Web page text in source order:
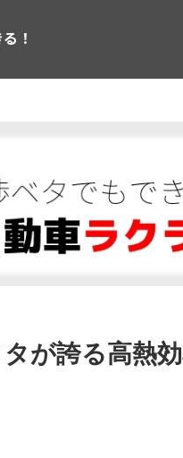
！
が誇る高熱